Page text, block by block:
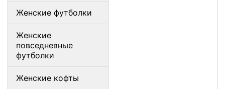
Женские футболки
Женские
повседневные
футболки
Женские кофты